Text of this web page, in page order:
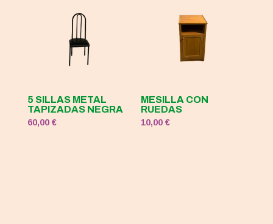
5 SILLAS METAL
TAPIZADAS NEGRA
60,00 €
MESILLA CON
RUEDAS
10,00€